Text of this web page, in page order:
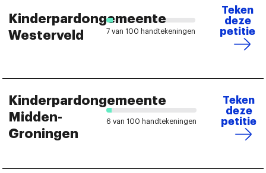
Kinderpardongemeente
Westerveld
7 van 100 handtekeningen
Teken
deze
petitie
Kinderpardongemeente
Midden-
Groningen
6 van 100 handtekeningen
Teken
deze
petitie